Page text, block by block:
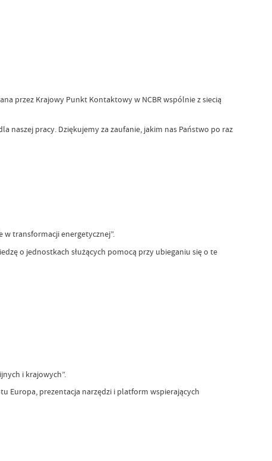
przez Krajowy Punkt Kontaktowy w NCBR wspólnie z siecią
naszej pracy. Dziękujemy za zaufanie, jakim nas Państwo po raz
w transformacji energetycznej”.
o jednostkach służących pomocą przy ubieganiu się o te
i krajowych”.
Europa, prezentacja narzędzi i platform wspierających